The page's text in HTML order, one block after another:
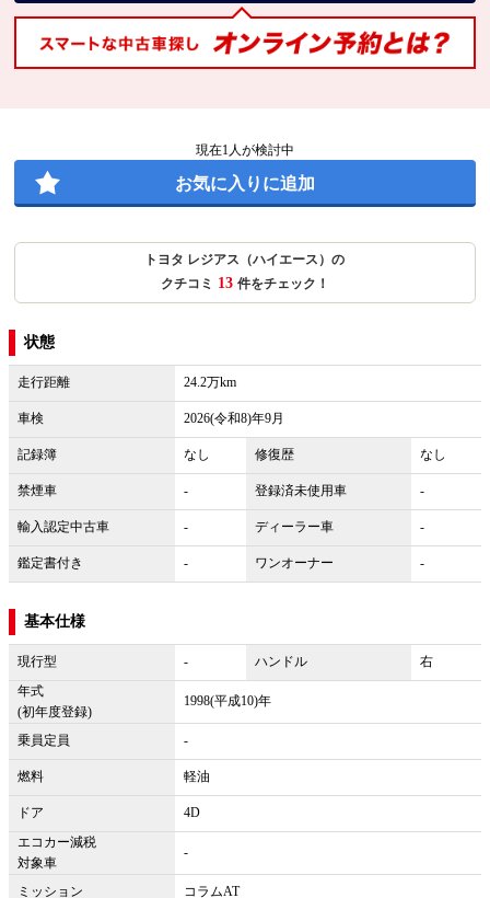
現在1 人が検討中
お気に入りに追加
トヨタ レジアス（ハイエース）の
クチコミ 13 件をチェック！
状態
走行距離 24.2万km
車検 2026(令和8)年9月
記録簿 なし 修復歴 なし
禁煙車 - 登録済未使用車 -
輸入認定中古車 - ディーラー車 -
鑑定書付き - ワンオーナー -
基本仕様
現行型 - ハンドル
右
年式
(初年度登録)
1998(平成10)年
乗員定員 -
燃料 軽油
ドア
4D
エコカー減税
対象車
-
ミッション コラムAT